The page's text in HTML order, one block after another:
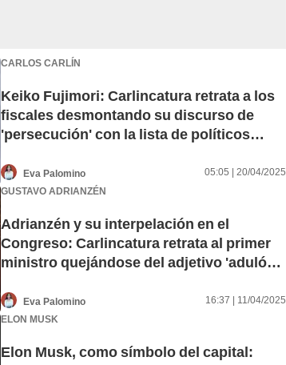
CARLOS CARLÍN
Keiko Fujimori: Carlincatura retrata a los
fiscales desmontando su discurso de
'persecución' con la lista de políticos
Eva Palomino
05:05 | 20/04/2025
GUSTAVO ADRIANZÉN
Adrianzén y su interpelación en el
Congreso: Carlincatura retrata al primer
ministro quejándose del adjetivo 'adulón'
Eva Palomino
16:37 | 11/04/2025
ELON MUSK
Elon Musk, como símbolo del capital: